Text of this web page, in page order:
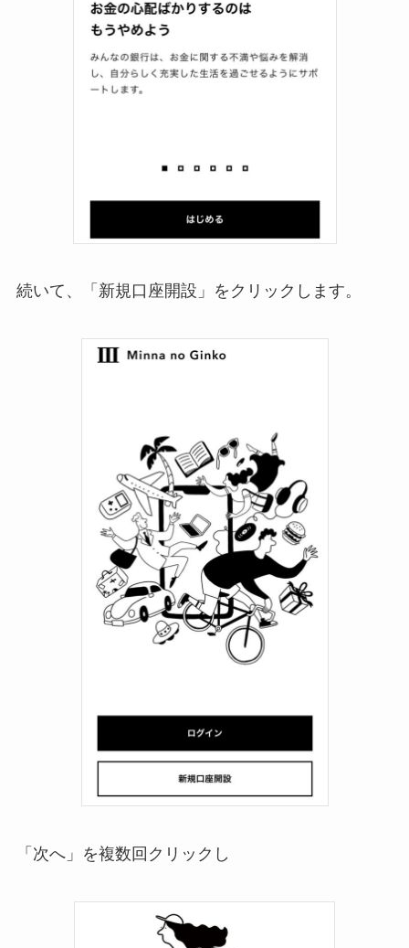
続いて、「新規口座開設」をクリックします。
「次へ」を複数回クリックし